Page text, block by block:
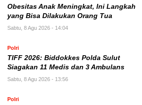
Obesitas Anak Meningkat, Ini Langkah
yang Bisa Dilakukan Orang Tua
Sabtu, 8 Agu 2026 - 14:04
Polri
TIFF 2026: Biddokkes Polda Sulut
Siagakan 11 Medis dan 3 Ambulans
Sabtu, 8 Agu 2026 - 13:56
Polri